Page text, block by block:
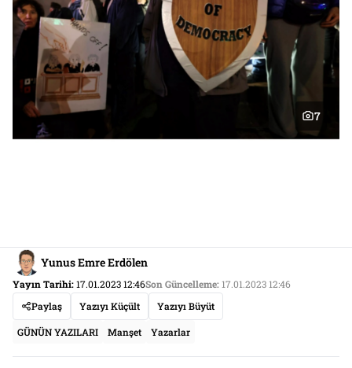
7
Yunus Emre Erdölen
Yayın Tarihi:17.01.2023 12:46Son Güncelleme:17.01.2023 12:46
Paylaş
Yazıyı Küçült Yazıyı Büyüt
GÜNÜN YAZILARI Manşet Yazarlar